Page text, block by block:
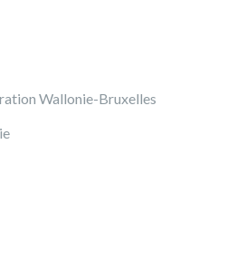
Wallonie-Bruxelles